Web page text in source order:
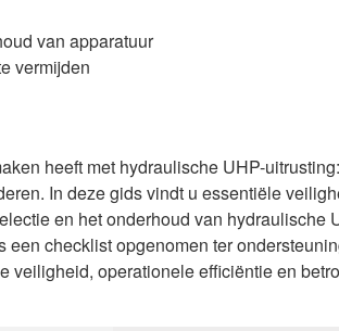
van apparatuur
vermijden
heeft met hydraulische UHP-
In deze gids vindt u essentiële
en het onderhoud van hydraulische
checklist opgenomen ter
veiligheid, operationele efficiëntie en